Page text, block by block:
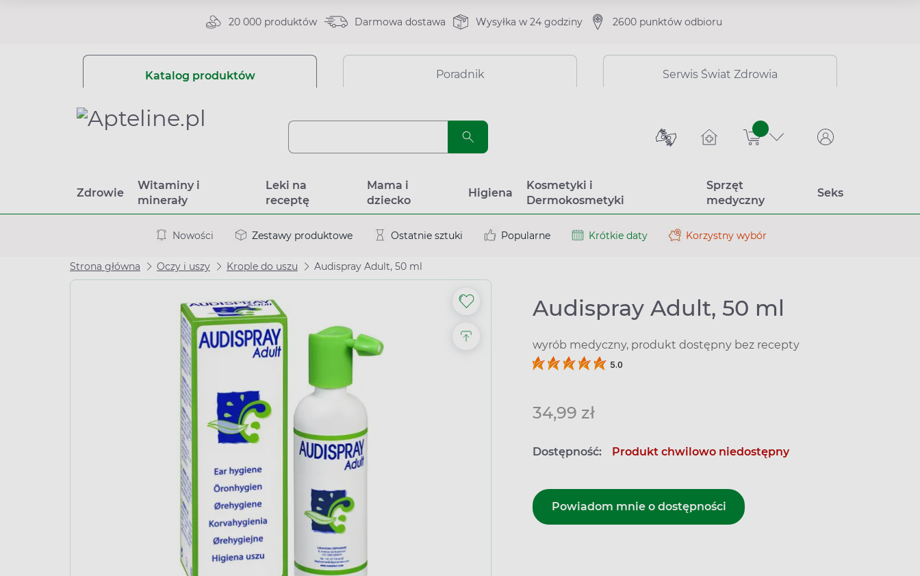
20 000 produktów Darmowa dostawa Wysyłka w 24 godziny 2600 punktów odbioru
Katalog produktów Poradnik Serwis Świat Zdrowia
sztuk
Zdrowie
Witaminy i
minerały
Leki na
receptę
Mama i
dziecko
Higiena
Kosmetyki i
Dermokosmetyki
Sprzęt
medyczny
Seks
Nowości Zestawy produktowe Ostatnie sztuki Popularne Krótkie daty Korzystny wybór
Strona główna Oczy i uszy Krople do uszu Audispray Adult, 50 ml
Audispray Adult, 50 ml
wyrób medyczny, produkt dostępny bez recepty
5.0
34,99 zł
Dostępność: Produkt chwilowo niedostępny
Powiadom mnie o dostępności